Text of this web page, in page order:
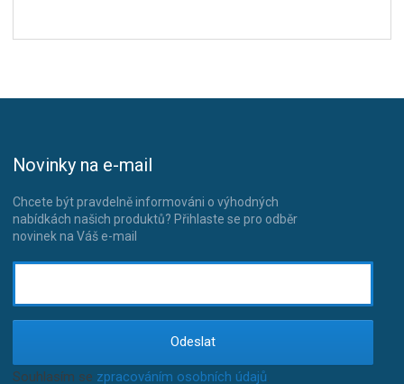
Novinky na e-mail
Chcete být pravdelně informováni o výhodných
nabídkách našich produktů? Přihlaste se pro odběr
novinek na Váš e-mail
Odeslat
Souhlasím se zpracováním osobních údajů